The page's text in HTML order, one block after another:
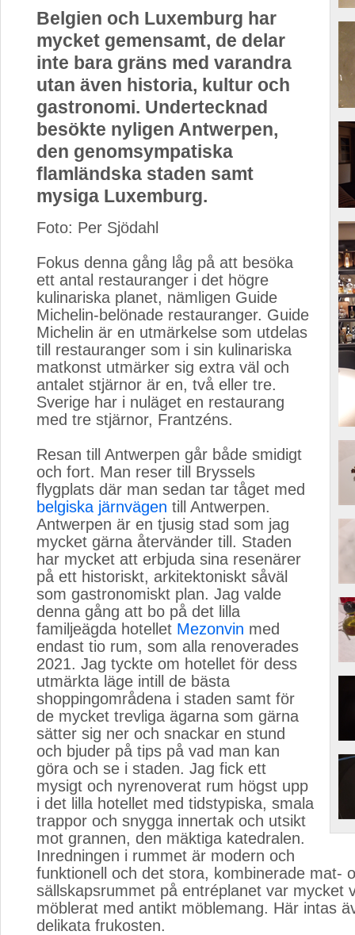
Belgien och Luxemburg har
mycket gemensamt, de delar
inte bara gräns med varandra
utan även historia, kultur och
gastronomi. Undertecknad
besökte nyligen Antwerpen,
den genomsympatiska
flamländska staden samt
mysiga Luxemburg.
Foto: Per Sjödahl
Fokus denna gång låg på att besöka
ett antal restauranger i det högre
kulinariska planet, nämligen Guide
Michelin-belönade restauranger. Guide
Michelin är en utmärkelse som utdelas
till restauranger som i sin kulinariska
matkonst utmärker sig extra väl och
antalet stjärnor är en, två eller tre.
Sverige har i nuläget en restaurang
med tre stjärnor, Frantzéns.
Resan till Antwerpen går både smidigt
och fort. Man reser till Bryssels
flygplats där man sedan tar tåget med
belgiska järnvägen till Antwerpen.
Antwerpen är en tjusig stad som jag
mycket gärna återvänder till. Staden
har mycket att erbjuda sina resenärer
på ett historiskt, arkitektoniskt såväl
som gastronomiskt plan. Jag valde
denna gång att bo på det lilla
familjeägda hotellet Mezonvin med
endast tio rum, som alla renoverades
2021. Jag tyckte om hotellet för dess
utmärkta läge intill de bästa
shoppingområdena i staden samt för
de mycket trevliga ägarna som gärna
sätter sig ner och snackar en stund
och bjuder på tips på vad man kan
göra och se i staden. Jag fick ett
mysigt och nyrenoverat rum högst upp
i det lilla hotellet med tidstypiska, smala
trappor och snygga innertak och utsikt
mot grannen, den mäktiga katedralen.
Inredningen i rummet är modern och
funktionell och det stora, kombinerade mat-
sällskapsrummet på entréplanet var mycket
möblerat med antikt möblemang. Här intas
delikata frukosten.